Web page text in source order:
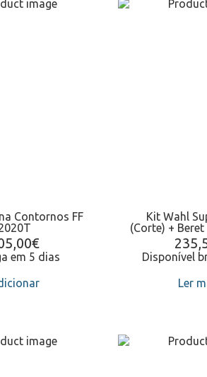
Contornos FF
€
em 5 dias
Kit Wahl
(Corte) +
Disponível
Ler